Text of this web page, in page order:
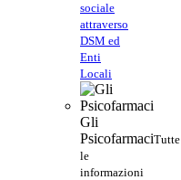
sociale
attraverso
DSM ed
Enti
Locali
Gli
PsicofarmaciTutte
le
informazioni